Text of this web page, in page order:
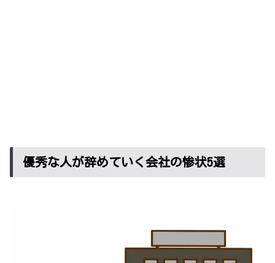
優秀な人が辞めていく会社の惨状5選